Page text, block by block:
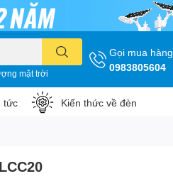
mặt trời
Gọi mua hàng
0983805604
tức Kiến thức về đèn